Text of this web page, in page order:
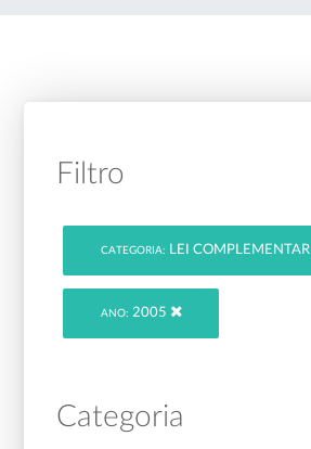
Filtro
CATEGORIA: LEI COMPLEMENTAR
ANO: 2005
Categoria